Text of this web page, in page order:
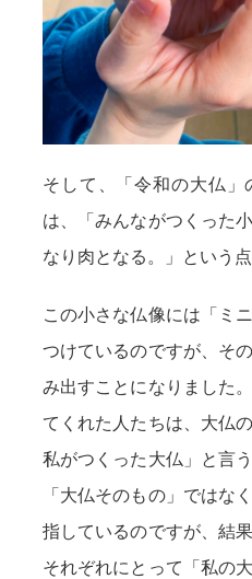
そして、「令和の大仏」
は、「みんながつくった
なり肉となる。」という点
この小さな仏像には「ミ
つけているのですが、そ
み出すことになりました
てくれた人たちは、大仏
私がつくった大仏」と言
「大仏そのもの」ではな
指しているのですが、結
それぞれにとって「私の